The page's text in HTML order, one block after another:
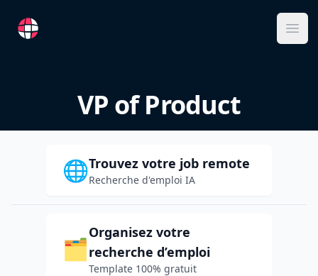
RemoteFR
VP of Product
🌐Trouvez votre job remote
Recherche d'emploi IA
🗂️
Organisez votre
recherche d’emploi
Template 100% gratuit